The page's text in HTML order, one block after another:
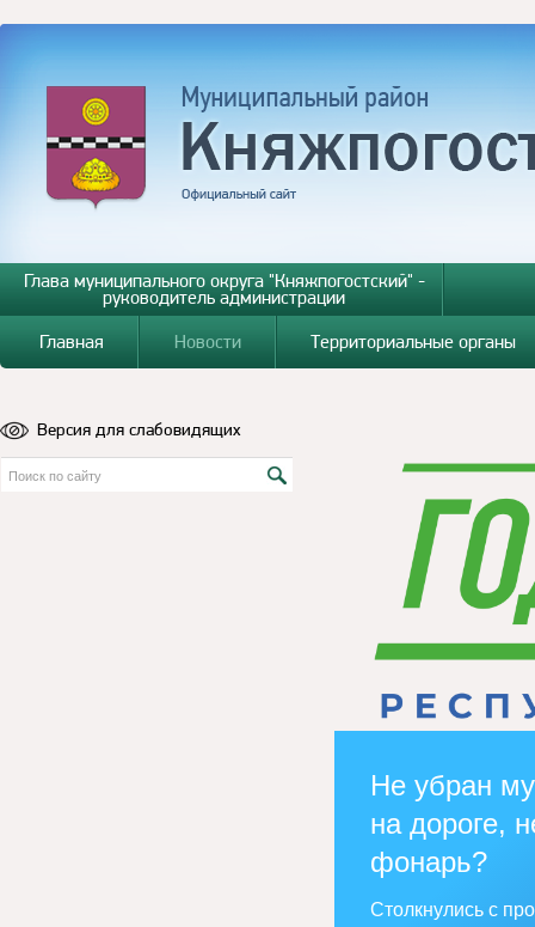
Глава муниципального округа "Княжпогостский" -
руководитель администрации
Главная
Новости Территориальные органы
Версия для слабовидящих
Не убран
на дороге,
фонарь?
Столкнулись с